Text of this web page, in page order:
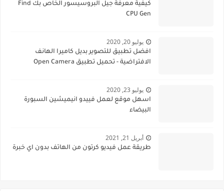
كيفية معرفة جيل البروسيسور الخاص بك Find
CPU Gen
يوليو 20, 2020
افضل تطبيق للتصوير بديل كاميرا الهانف
الافتراضية - تحميل تطبيق Open Camera
يوليو 23, 2020
اسهل موقع لعمل فييدو انيميشين السبورة
البيضاء
أبريل 21, 2021
طريقة عمل فيديو كرتون من الهاتف بدون اي خبرة